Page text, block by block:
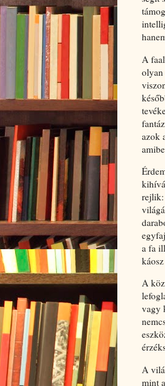
A
olyan
azok
rejlik:
a fa
A
vagy
A
mint